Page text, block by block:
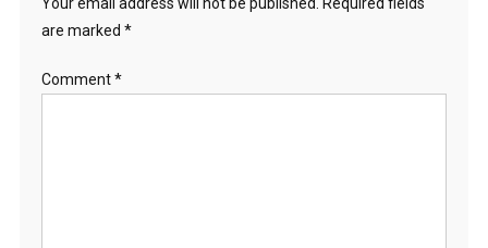
Your email address will not be published. Required fields
are marked *
Comment*